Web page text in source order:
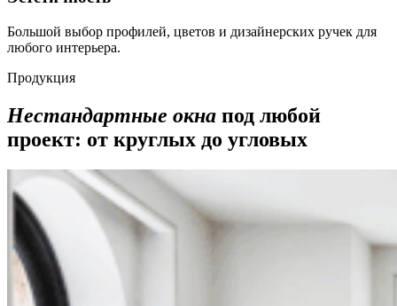
Большой выбор профилей, цветов и дизайнерских ручек для
любого интерьера.
Продукция
Нестандартные окна под любой
проект: от круглых до угловых